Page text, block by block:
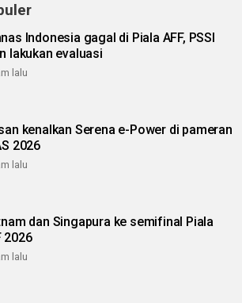
Indonesia gagal di Piala AFF, PSSI
lakukan evaluasi
lalu
kenalkan Serena e-Power di pameran
2026
lalu
dan Singapura ke semifinal Piala
2026
lalu